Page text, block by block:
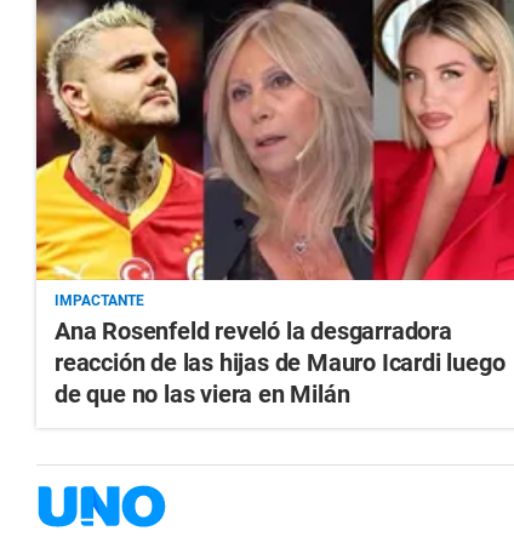
IMPACTANTE
Ana Rosenfeld reveló la desgarradora
reacción de las hijas de Mauro Icardi luego
de que no las viera en Milán